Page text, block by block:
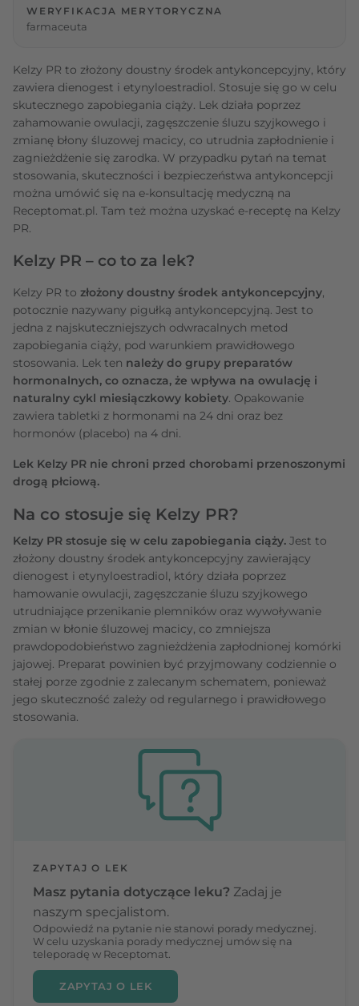
WERYFIKACJA MERYTORYCZNA
farmaceuta
Kelzy PR to złożony doustny środek antykoncepcyjny, który
zawiera dienogest i etynyloestradiol. Stosuje się go w celu
skutecznego zapobiegania ciąży. Lek działa poprzez
zahamowanie owulacji, zagęszczenie śluzu szyjkowego i
zmianę błony śluzowej macicy, co utrudnia zapłodnienie i
zagnieżdżenie się zarodka. W przypadku pytań na temat
stosowania, skuteczności i bezpieczeństwa antykoncepcji
można umówić się na e-konsultację medyczną na
Receptomat.pl. Tam też można uzyskać e-receptę na Kelzy
PR.
Kelzy PR – co to za lek?
Kelzy PR to złożony doustny środek antykoncepcyjny,
potocznie nazywany pigułką antykoncepcyjną. Jest to
jedna z najskuteczniejszych odwracalnych metod
zapobiegania ciąży, pod warunkiem prawidłowego
stosowania. Lek ten należy do grupy preparatów
hormonalnych, co oznacza, że wpływa na owulację i
naturalny cykl miesiączkowy kobiety. Opakowanie
zawiera tabletki z hormonami na 24 dni oraz bez
hormonów (placebo) na 4 dni.
Lek Kelzy PR nie chroni przed chorobami przenoszonymi
drogą płciową.
Na co stosuje się Kelzy PR?
Kelzy PR stosuje się w celu zapobiegania ciąży. Jest to
złożony doustny środek antykoncepcyjny zawierający
dienogest i etynyloestradiol, który działa poprzez
hamowanie owulacji, zagęszczanie śluzu szyjkowego
utrudniające przenikanie plemników oraz wywoływanie
zmian w błonie śluzowej macicy, co zmniejsza
prawdopodobieństwo zagnieżdżenia zapłodnionej komórki
jajowej. Preparat powinien być przyjmowany codziennie o
stałej porze zgodnie z zalecanym schematem, ponieważ
jego skuteczność zależy od regularnego i prawidłowego
stosowania.
ZAPYTAJ O LEK
Masz pytania dotyczące leku? Zadaj je
naszym specjalistom.
Odpowiedź na pytanie nie stanowi porady medycznej.
W celu uzyskania porady medycznej umów się na
teleporadę w Receptomat.
ZAPYTAJ O LEK